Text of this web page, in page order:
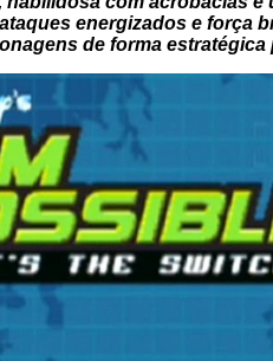
energizados e força
de forma estratégica